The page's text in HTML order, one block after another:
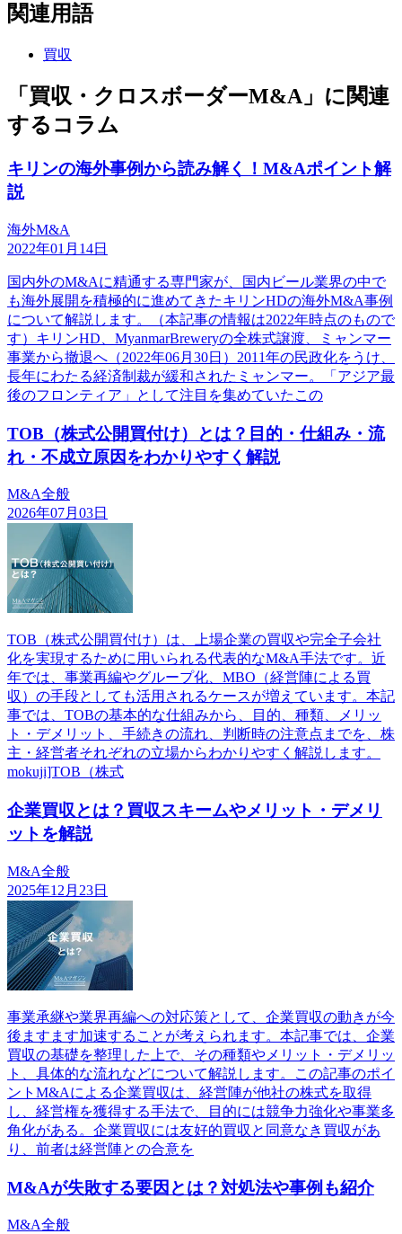
関連用語
買収
「買収・クロスボーダーM&A」に関連
するコラム
キリンの海外事例から読み解く！M&Aポイント解
説
海外M&A
2022年01月14日
国内外のM&Aに精通する専門家が、国内ビール業界の中で
も海外展開を積極的に進めてきたキリンHDの海外M&A事例
について解説します。（本記事の情報は2022年時点のもので
す）キリンHD、MyanmarBreweryの全株式譲渡、ミャンマー
事業から撤退へ（2022年06月30日）2011年の民政化をうけ、
長年にわたる経済制裁が緩和されたミャンマー。「アジア最
後のフロンティア」として注目を集めていたこの
TOB（株式公開買付け）とは？目的・仕組み・流
れ・不成立原因をわかりやすく解説
M&A全般
2026年07月03日
TOB（株式公開買付け）は、上場企業の買収や完全子会社
化を実現するために用いられる代表的なM&A手法です。近
年では、事業再編やグループ化、MBO（経営陣による買
収）の手段としても活用されるケースが増えています。本記
事では、TOBの基本的な仕組みから、目的、種類、メリッ
ト・デメリット、手続きの流れ、判断時の注意点までを、株
主・経営者それぞれの立場からわかりやすく解説します。
mokuji]TOB（株式
企業買収とは？買収スキームやメリット・デメリ
ットを解説
M&A全般
2025年12月23日
事業承継や業界再編への対応策として、企業買収の動きが今
後ますます加速することが考えられます。本記事では、企業
買収の基礎を整理した上で、その種類やメリット・デメリッ
ト、具体的な流れなどについて解説します。この記事のポイ
ントM&Aによる企業買収は、経営陣が他社の株式を取得
し、経営権を獲得する手法で、目的には競争力強化や事業多
角化がある。企業買収には友好的買収と同意なき買収があ
り、前者は経営陣との合意を
M&Aが失敗する要因とは？対処法や事例も紹介
M&A全般